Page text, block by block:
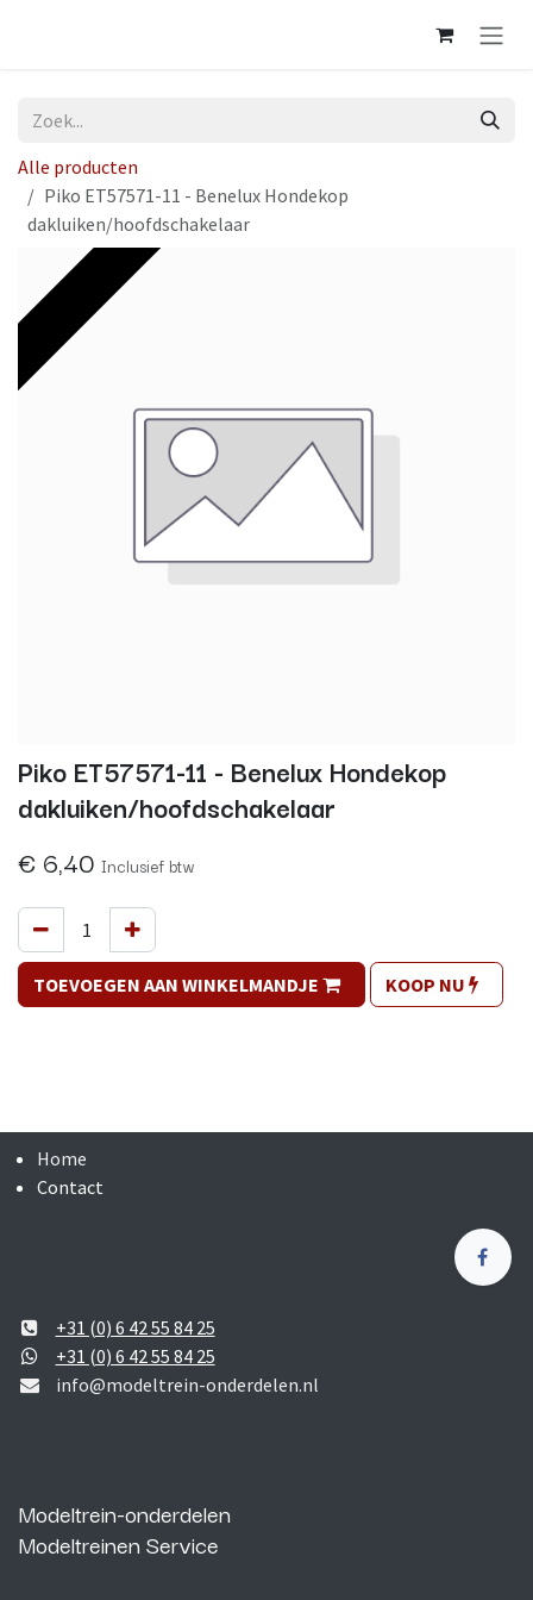
Alle producten
Piko ET57571-11 - Benelux Hondekop
dakluiken/hoofdschakelaar
Op voorraad
Piko ET57571-11 - Benelux Hondekop
dakluiken/hoofdschakelaar
€ 6,40 Inclusief btw
TOEVOEGEN AAN WINKELMANDJE KOOP NU
Home
Contact
+31 (0) 6 42 55 84 25
+31 (0) 6 42 55 84 25
info@modeltrein-onderdelen.nl
Modeltrein-onderdelen
Modeltreinen Service